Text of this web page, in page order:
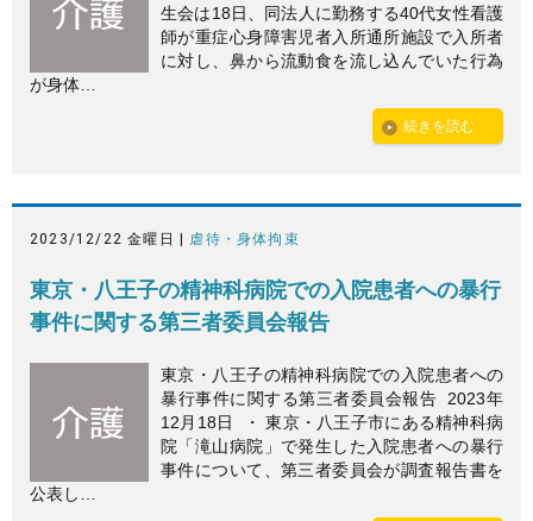
生会は18日、同法人に勤務する40代女性看護
師が重症心身障害児者入所通所施設で入所者
に対し、鼻から流動食を流し込んでいた行為
が身体…
続きを読む
2023/12/22 金曜日 | 虐待・身体拘束
東京・八王子の精神科病院での入院患者への暴行
事件に関する第三者委員会報告
東京・八王子の精神科病院での入院患者への
暴行事件に関する第三者委員会報告 2023年
12月18日 ・ 東京・八王子市にある精神科病
院「滝山病院」で発生した入院患者への暴行
事件について、第三者委員会が調査報告書を
公表し…